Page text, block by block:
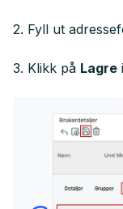
2. Fyll ut
3. Klikk på Lagre